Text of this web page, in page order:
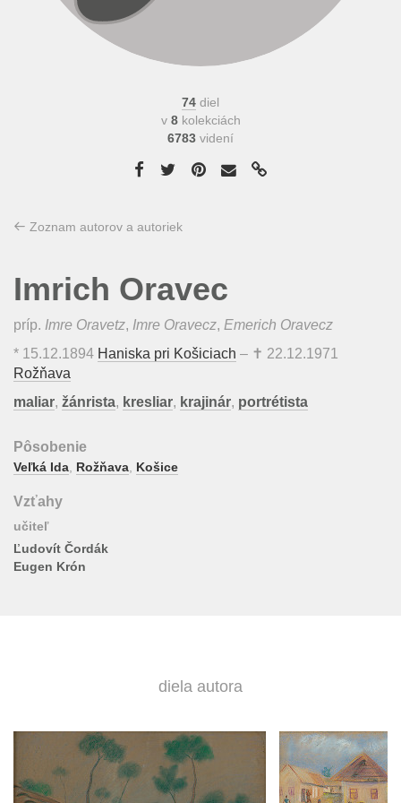
74 diel
v 8kolekciách
6783 videní
Zoznam autorov a autoriek
Imrich Oravec
príp. Imre Oravetz, Imre Oravecz, Emerich Oravecz
* 15.12.1894 Haniska pri Košiciach – ✝ 22.12.1971
Rožňava
maliar, žánrista, kresliar, krajinár, portrétista
Pôsobenie
Veľká Ida Rožňava Košice
Vzťahy
učiteľ
Ľudovít Čordák
Eugen Krón
diela autora